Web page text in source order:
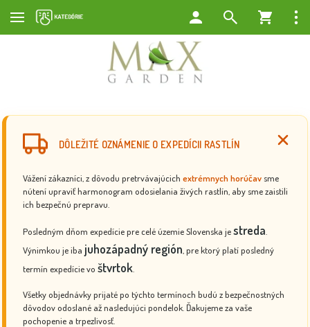
DÔLEŽITÉ OZNÁMENIE O EXPEDÍCII RASTLÍN
Vážení zákazníci, z dôvodu pretrvávajúcich extrémnych horúčav sme
nútení upraviť harmonogram odosielania živých rastlín, aby sme zaistili
ich bezpečnú prepravu.
Posledným dňom expedície pre celé územie Slovenska jestreda
Výnimkou je iba juhozápadný región , pre ktorý platí posledný
termín expedície vo štvrtok
Všetky objednávky prijaté po týchto termínoch budú z bezpečnostných
dôvodov odoslané až nasledujúci pondelok. Ďakujeme za vaše
pochopenie a trpezlivosť.